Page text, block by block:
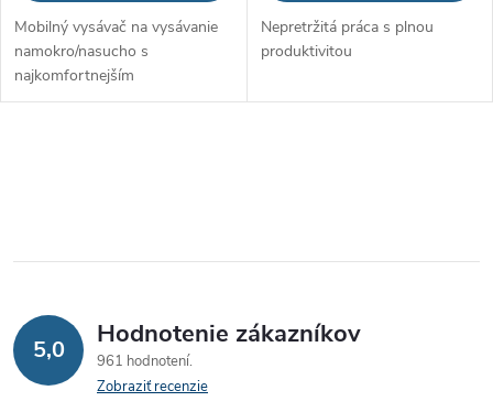
Mobilný vysávač na vysávanie
namokro/nasucho s
najkomfortnejším
poloautomatickým čistením
Nepretržitá práca s plnou
produktivitou
l
d
a
5,0 Hodnotenie zákazníkov
961 hodnotení
Zobraziť recenzie